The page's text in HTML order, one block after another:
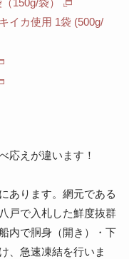
150g/袋）
イカ使用 1袋 (500g/
応えが違います！
あります。網元である
戸で入札した鮮度抜群
内で胴身（開き）・下
、急速凍結を行いま